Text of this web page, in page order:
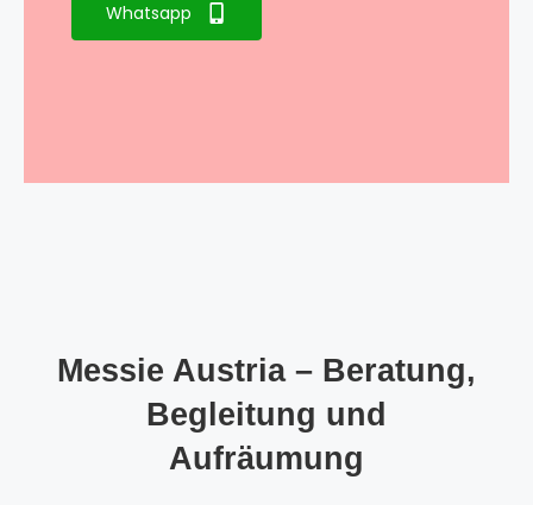
Whatsapp
Messie Austria – Beratung,
Begleitung und
Aufräumung